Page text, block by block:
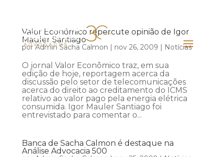
Valor Econômico repercute opinião de Igor
Mauler Santiago
porAdmin Sacha Calmon | nov 26, 2009 | Notícias
O jornal Valor Econômico traz, em sua
edição de hoje, reportagem acerca da
discussão pelo setor de telecomunicações
acerca do direito ao creditamento do ICMS
relativo ao valor pago pela energia elétrica
consumida. Igor Mauler Santiago foi
entrevistado para comentar o...
Banca de Sacha Calmon é destaque na
Análise Advocacia 500